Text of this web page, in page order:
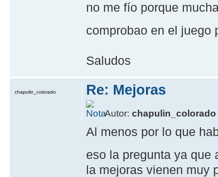
no me fío porque
comprobao en el
Saludos
Re: Mejoras
Autor:chapulin_colorado
Al menos por lo que
eso la pregunta ya
la mejoras vienen muy
chapulin_colorado